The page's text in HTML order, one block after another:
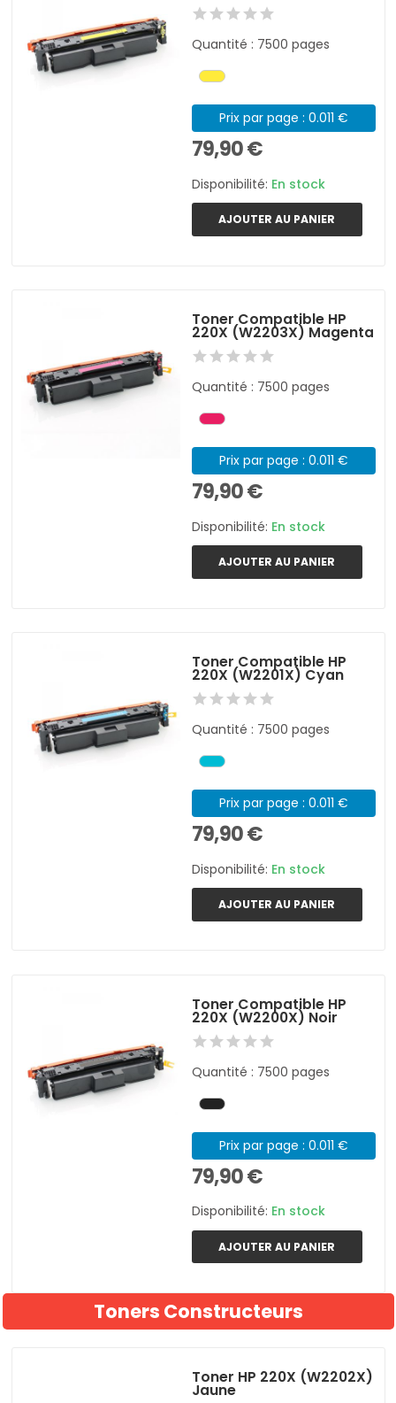
Quantité : 7500 pages
Prix par page : 0.011 €
79,90 €
Disponibilité: En stock
AJOUTER AU PANIER
Toner Compatible HP
220X (W2203X) Magenta
Quantité : 7500 pages
Prix par page : 0.011 €
79,90 €
Disponibilité: En stock
AJOUTER AU PANIER
Toner Compatible HP
220X (W2201X) Cyan
Quantité : 7500 pages
Prix par page : 0.011 €
79,90 €
Disponibilité: En stock
AJOUTER AU PANIER
Toner Compatible HP
220X (W2200X) Noir
Quantité : 7500 pages
Prix par page : 0.011 €
79,90 €
Disponibilité: En stock
AJOUTER AU PANIER
Toners Constructeurs
Toner HP 220X (W2202X)
Jaune